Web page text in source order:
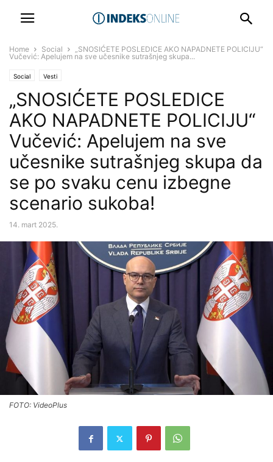
Home Social
„SNOSIĆETE POSLEDICE AKO NAPADNETE POLICIJU“
Vučević: Apelujem na sve učesnike sutrašnjeg skupa...
Social Vesti
„SNOSIĆETE POSLEDICE
AKO NAPADNETE POLICIJU“
Vučević: Apelujem na sve
učesnike sutrašnjeg skupa da
se po svaku cenu izbegne
scenario sukoba!
14. mart 2025.
FOTO: VideoPlus